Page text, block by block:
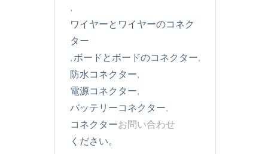
,
ワイヤーとワイヤーのコネク
ター
, ボードとボードのコネクター,
防水コネクター,
電源コネクター,
バッテリーコネクター,
コネクターお問い合わせ
ください。